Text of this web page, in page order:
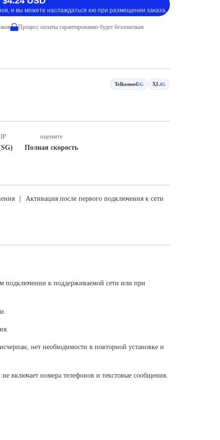
и вы можете наслаждаться ею при размещении заказа.
Процесс оплаты гарантированно будет безопасным
Telkomsel5G XL4G
оцените
Полная скорость
｜ Активация после первого подключения к сети
подключении к поддерживаемой сети или при
нет необходимости в повторной установке и
включает номера телефонов и текстовые сообщения.